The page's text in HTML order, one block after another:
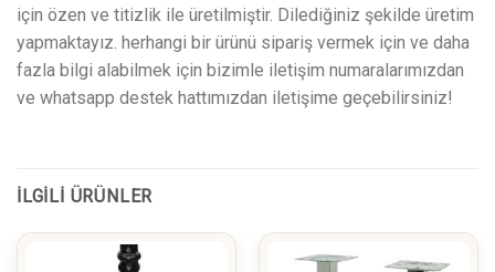
için özen ve titizlik ile üretilmiştir. Dilediğiniz şekilde üretim
yapmaktayız. herhangi bir ürünü sipariş vermek için ve daha
fazla bilgi alabilmek için bizimle iletişim numaralarımızdan
ve whatsapp destek hattımızdan iletişime geçebilirsiniz!
İLGILI ÜRÜNLER